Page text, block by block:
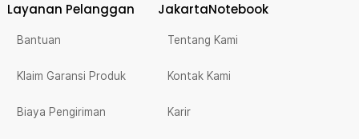
Layanan Pelanggan
Bantuan
Klaim Garansi Produk
Biaya Pengiriman
JakartaNotebook
Tentang Kami
Kontak Kami
Karir